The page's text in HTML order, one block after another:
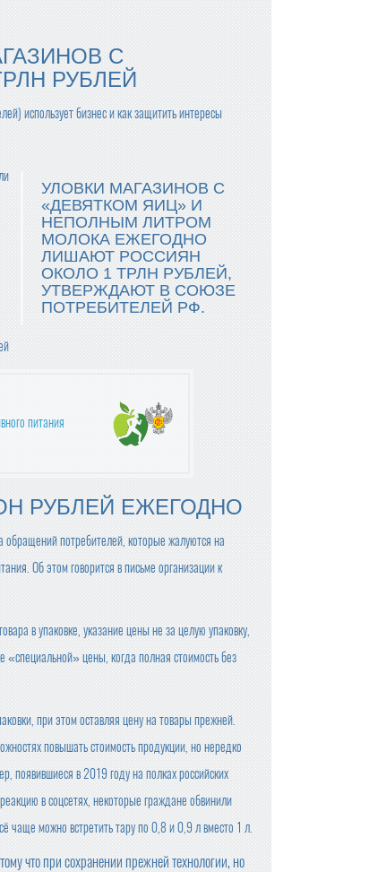
С
РУБЛЕЙ
использует бизнес и как защитить интересы
УЛОВКИ МАГАЗИНОВ С
«ДЕВЯТКОМ ЯИЦ» И
НЕПОЛНЫМ ЛИТРОМ
МОЛОКА ЕЖЕГОДНО
ЛИШАЮТ РОССИЯН
ОКОЛО 1 ТРЛН РУБЛЕЙ,
УТВЕРЖДАЮТ В СОЮЗЕ
ПОТРЕБИТЕЛЕЙ РФ.
питания
РУБЛЕЙ ЕЖЕГОДНО
потребителей, которые жалуются на
Об этом говорится в письме организации к
в упаковке, указание цены не за целую упаковку,
цены, когда полная стоимость без
при этом оставляя цену на товары прежней.
повышать стоимость продукции, но нередко
появившиеся в 2019 году на полках российских
в соцсетях, некоторые граждане обвинили
чаще можно встретить тару по 0,8 и 0,9 л вместо 1 л.
что при сохранении прежней технологии, но